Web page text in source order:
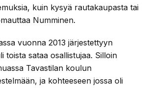
kuin kysyä rautakaupasta tai
Numminen.
vuonna 2013 järjestettyyn
toista sataa osallistujaa. Silloin
Tavastilan koulun
ja kohteeseen jossa oli